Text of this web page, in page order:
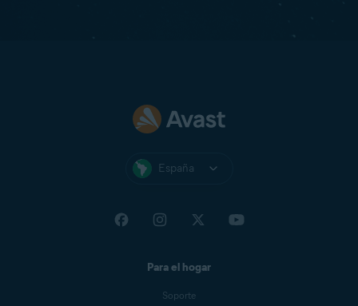
España
Para el hogar
Soporte